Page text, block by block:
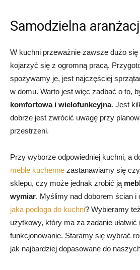
Samodzielna
W kuchni przeważnie zawsze dużo
kojarzyć się z ogromną pracą.
spożywamy je, jest najczęściej
w domu. Warto jest więc zadbać o to,
komfortowa i wielofunkcyjna. Jest
dobrze jest zwrócić uwagę przy
przestrzeni.
Przy wyborze odpowiedniej kuchni, a
meble kuchenne zastanawiamy się
sklepu, czy może jednak zrobić ją
wymiar. Myślimy nad doborem ścian
jaka podłoga do kuchni? Wybieramy
użytkowy, który ma za zadanie
funkcjonowanie. Staramy się wybrać
jak najbardziej dopasowane do